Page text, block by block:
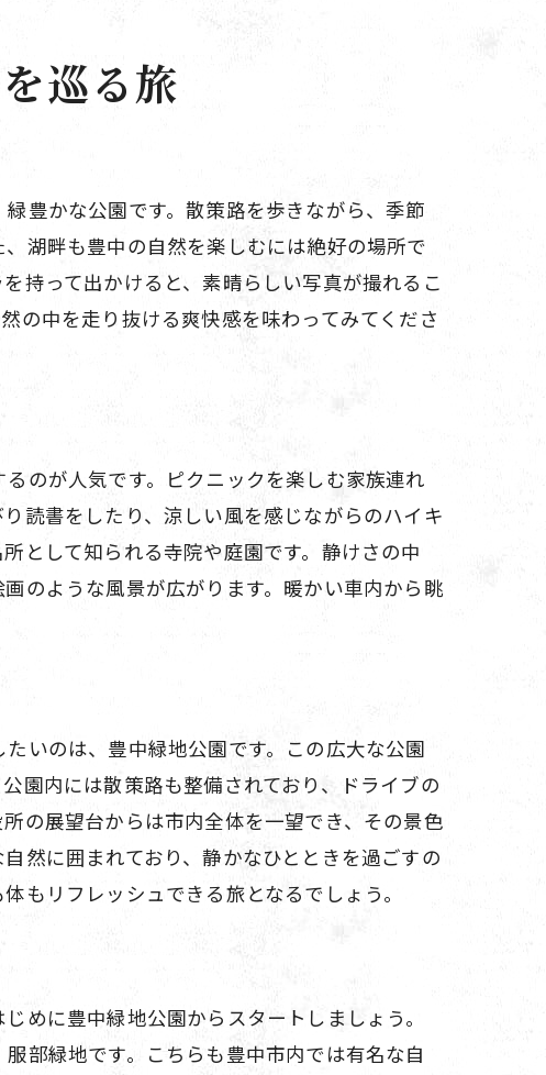
ラン
巡る旅
豊かな公園です。散策路を歩きながら、季節
湖畔も豊中の自然を楽しむには絶好の場所で
持って出かけると、素晴らしい写真が撮れるこ
の中を走り抜ける爽快感を味わってみてくださ
のが人気です。ピクニックを楽しむ家族連れ
読書をしたり、涼しい風を感じながらのハイキ
として知られる寺院や庭園です。静けさの中
のような風景が広がります。暖かい車内から眺
いのは、豊中緑地公園です。この広大な公園
園内には散策路も整備されており、ドライブの
の展望台からは市内全体を一望でき、その景色
然に囲まれており、静かなひとときを過ごすの
もリフレッシュできる旅となるでしょう。
めに豊中緑地公園からスタートしましょう。
部緑地です。こちらも豊中市内では有名な自